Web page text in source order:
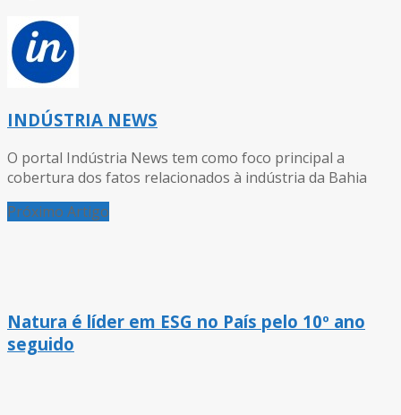
INDÚSTRIA NEWS
O portal Indústria News tem como foco principal a
cobertura dos fatos relacionados à indústria da Bahia
Próximo Artigo
Natura é líder em ESG no País pelo 10º ano
seguido